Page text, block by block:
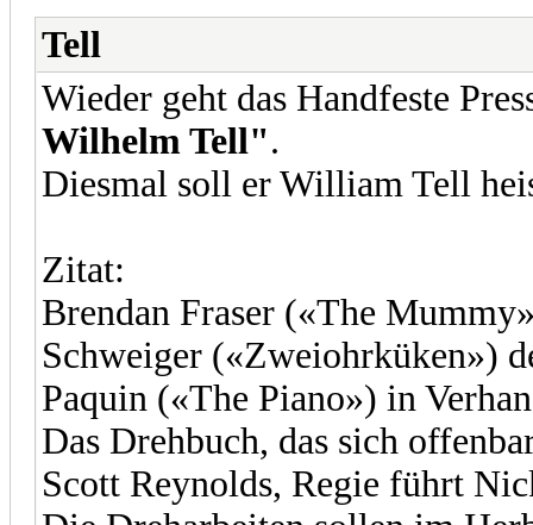
Tell
Wieder geht das Handfeste
Wilhelm Tell".
Diesmal soll er William Tell
Zitat:
Brendan Fraser («The
Schweiger («Zweiohrküken»)
Paquin («The Piano») in
Das Drehbuch, das sich
Scott Reynolds, Regie führt